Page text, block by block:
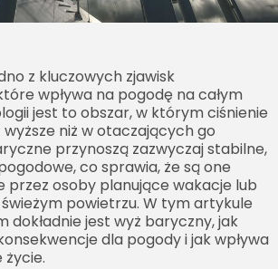
z kluczowych zjawisk
wpływa na pogodę na całym
jest to obszar, w którym ciśnienie
niż w otaczających go
przynoszą zazwyczaj stabilne,
co sprawia, że są one
przez osoby planujące wakacje lub
powietrzu. W tym artykule
dokładnie jest wyż baryczny, jak
dla pogody i jak wpływa
życie.